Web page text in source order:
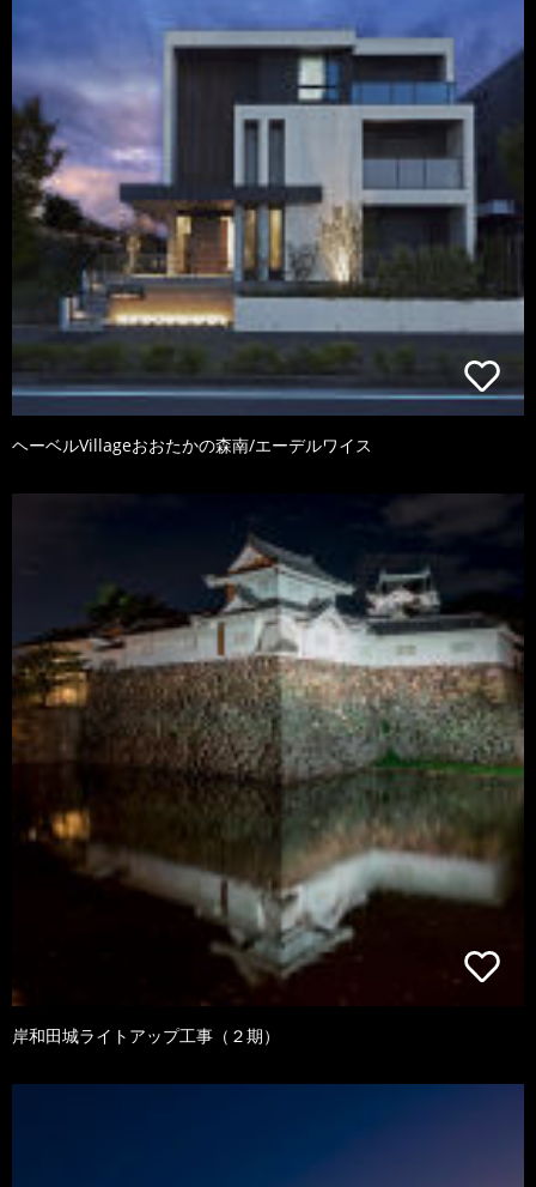
ヘーベルVillageおおたかの森南/エーデルワイス
岸和田城ライトアップ工事（２期）